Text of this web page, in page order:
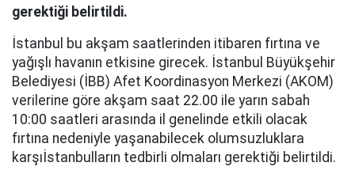
gerektiği belirtildi.
İstanbul bu akşam saatlerinden itibaren fırtına ve
yağışlı havanın etkisine girecek. İstanbul Büyükşehir
Belediyesi (İBB) Afet Koordinasyon Merkezi (AKOM)
verilerine göre akşam saat 22.00 ile yarın sabah
10:00 saatleri arasında il genelinde etkili olacak
fırtına nedeniyle yaşanabilecek olumsuzluklara
karşıİstanbulların tedbirli olmaları gerektiği belirtildi.